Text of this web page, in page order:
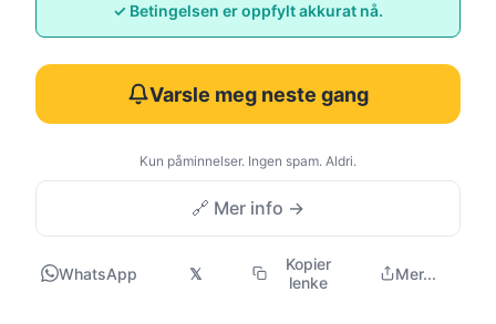
✓ Betingelsen er oppfylt akkurat nå.
Varsle meg neste gang
Kun påminnelser. Ingen spam. Aldri.
🔗 Mer info →
WhatsApp 𝕏
Kopier
lenke
Mer...